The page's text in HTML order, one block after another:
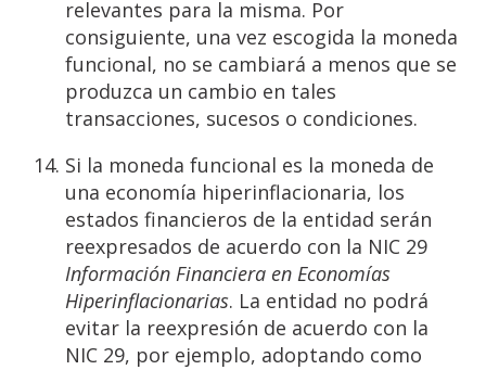
relevantes para la misma. Por
consiguiente, una vez escogida la moneda
funcional, no se cambiará a menos que se
produzca un cambio en tales
transacciones, sucesos o condiciones.
Si la moneda funcional es la moneda de
una economía hiperinflacionaria, los
estados financieros de la entidad serán
reexpresados de acuerdo con la NIC 29
Información Financiera en Economías
Hiperinflacionarias. La entidad no podrá
evitar la reexpresión de acuerdo con la
NIC 29, por ejemplo, adoptando como